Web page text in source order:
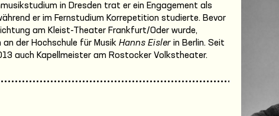
in Dresden trat er ein Engagement als
er im Fernstudium Korrepetition studierte. Bevor
am Kleist-Theater Frankfurt/Oder wurde,
der Hochschule für Musik Hanns Eisler in Berlin. Seit
auch Kapellmeister am Rostocker Volkstheater.